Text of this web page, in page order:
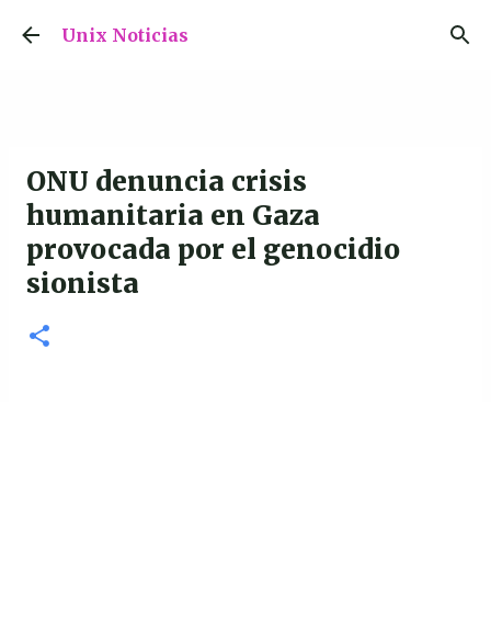
Ir al contenido principal
Unix Noticias
ONU denuncia crisis
humanitaria en Gaza
provocada por el genocidio
sionista